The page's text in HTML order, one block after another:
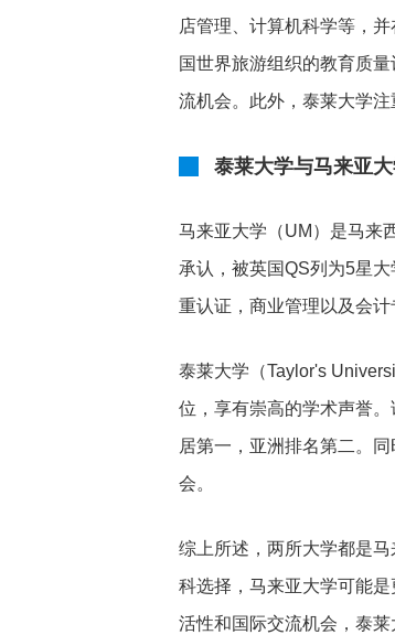
店管理、计算机科学等，
国世界旅游组织的教育质
流机会。此外，泰莱大学
泰莱大学与马来亚
马来亚大学（UM）是马来
承认，被英国QS列为5星
重认证，商业管理以及会计
泰莱大学（Taylor's
位，享有崇高的学术声誉
居第一，亚洲排名第二。
会。
综上所述，两所大学都是
科选择，马来亚大学可能
活性和国际交流机会，泰莱